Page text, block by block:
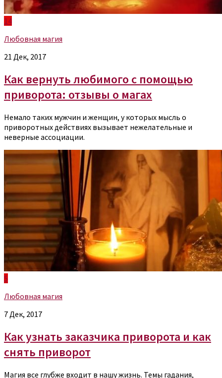
14
Любовная магия
21 Дек, 2017
Как вернуть любимого с помощью
приворота: отзывы о магах
Немало таких мужчин и женщин, у которых мысль о
приворотных действиях вызывает нежелательные и
неверные ассоциации.
5
Любовная магия
7 Дек, 2017
Как узнать заказчика приворота и как
снять приворот
Магия все глубже входит в нашу жизнь. Темы гадания,